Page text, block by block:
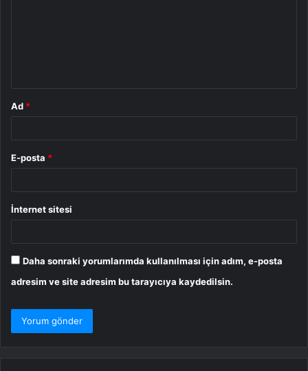
Ad *
E-posta *
İnternet sitesi
Daha sonraki yorumlarımda kullanılması için adım, e-posta
adresim ve site adresim bu tarayıcıya kaydedilsin.